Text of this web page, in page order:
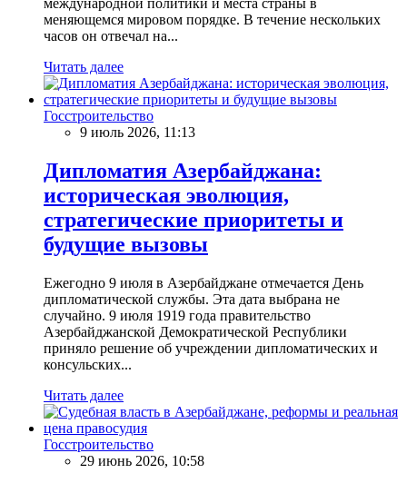
меняющемся мировом порядке. В течение нескольких
часов он отвечал на...
Читать далее
Госстроительство
9 июль 2026, 11:13
Дипломатия Азербайджана:
историческая эволюция,
стратегические приоритеты и
будущие вызовы
Ежегодно 9 июля в Азербайджане отмечается День
дипломатической службы. Эта дата выбрана не
случайно. 9 июля 1919 года правительство
Азербайджанской Демократической Республики
приняло решение об учреждении дипломатических и
консульских...
Читать далее
Госстроительство
29 июнь 2026, 10:58